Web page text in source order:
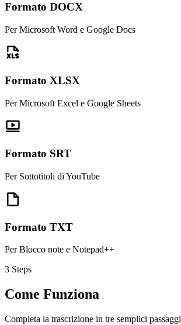
Formato DOCX
Per Microsoft Word e Google Docs
Formato XLSX
Per Microsoft Excel e Google Sheets
Formato SRT
Per Sottotitoli di YouTube
Formato TXT
Per Blocco note e Notepad++
3 Steps
Come Funziona
Completa la trascrizione in tre semplici passaggi